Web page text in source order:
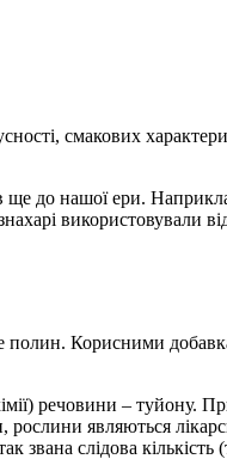
смакових
до нашої ери.
використовували
полин. Корисними
речовини –
рослини являються
слідова кількість